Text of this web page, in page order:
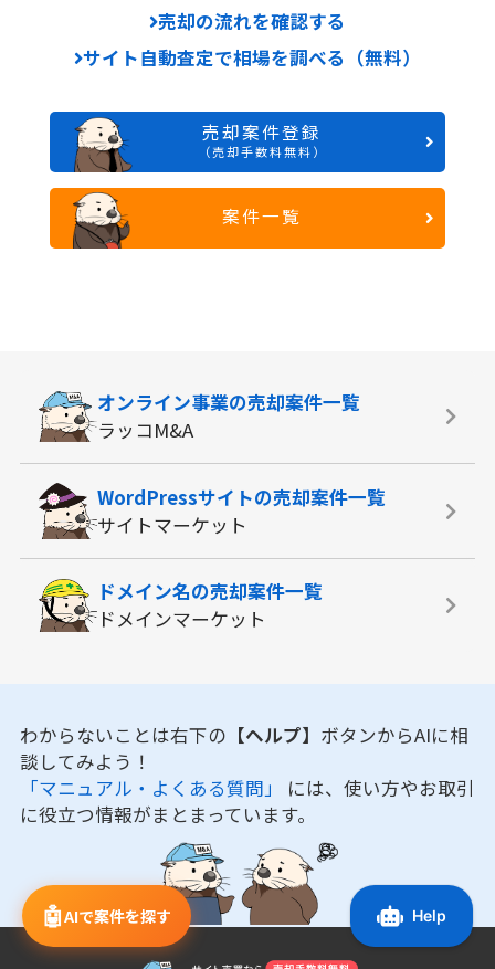
売却の流れを確認する
サイト自動査定で相場を調べる（無料）
売却案件登録
（売却手数料無料）
案件一覧
🤖AIで案件を探す
オンライン事業の売却案件一覧
ラッコM&A
WordPressサイトの売却案件一覧
サイトマーケット
ドメイン名の売却案件一覧
ドメインマーケット
わからないことは右下の 【ヘルプ】 ボタンからAIに相
談してみよう！
「マニュアル・よくある質問」 には、使い方やお取引
に役立つ情報がまとまっています。